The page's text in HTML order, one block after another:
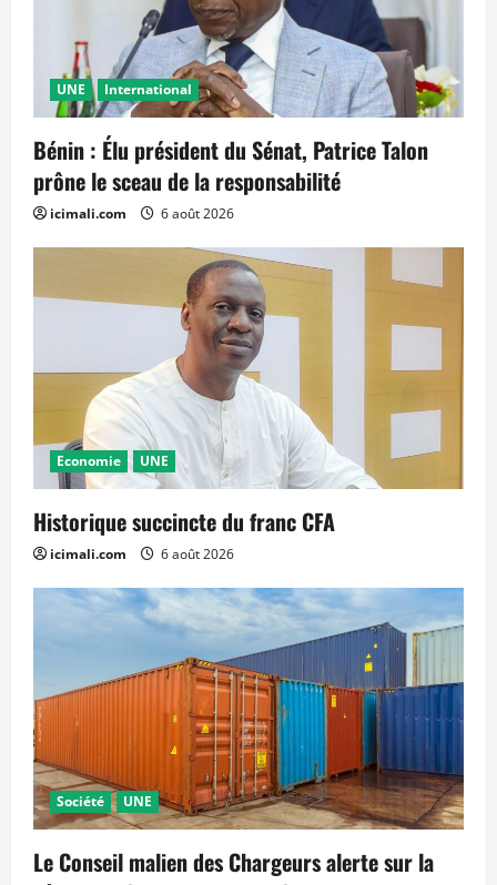
UNE International
Bénin : Élu président du Sénat, Patrice Talon
prône le sceau de la responsabilité
icimali.com 6 août 2026
Economie UNE
Historique succincte du franc CFA
icimali.com 6 août 2026
Société UNE
Le Conseil malien des Chargeurs alerte sur la